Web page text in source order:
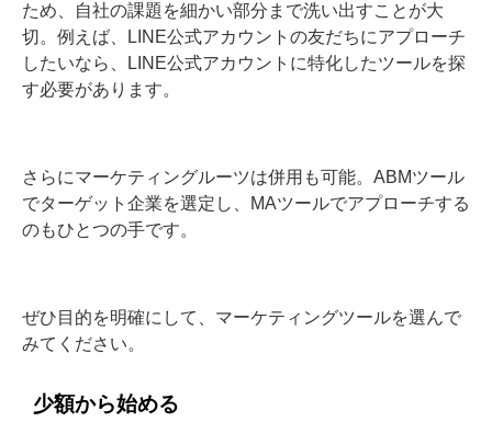
ため、自社の課題を細かい部分まで洗い出すことが大
切。例えば、LINE公式アカウントの友だちにアプローチ
したいなら、LINE公式アカウントに特化したツールを探
す必要があります。
さらにマーケティングルーツは併用も可能。ABMツール
でターゲット企業を選定し、MAツールでアプローチする
のもひとつの手です。
ぜひ目的を明確にして、マーケティングツールを選んで
みてください。
少額から始める